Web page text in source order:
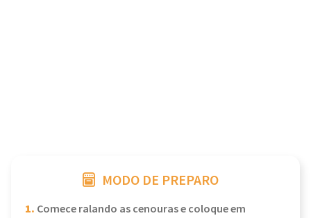
MODO DE PREPARO
1. Comece ralando as cenouras e coloque em